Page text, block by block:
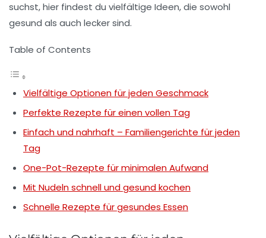
suchst, hier findest du vielfältige Ideen, die sowohl
gesund als auch lecker sind.
Table of Contents
Vielfältige Optionen für jeden Geschmack
Perfekte Rezepte für einen vollen Tag
Einfach und nahrhaft – Familiengerichte für jeden
Tag
One-Pot-Rezepte für minimalen Aufwand
Mit Nudeln schnell und gesund kochen
Schnelle Rezepte für gesundes Essen